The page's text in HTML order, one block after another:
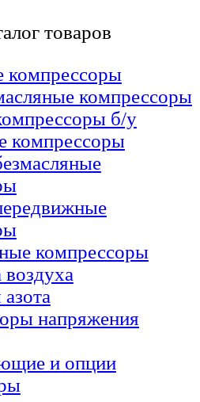
товаров
компрессоры
б/у
компрессоры
компрессоры
напряжения
и опции